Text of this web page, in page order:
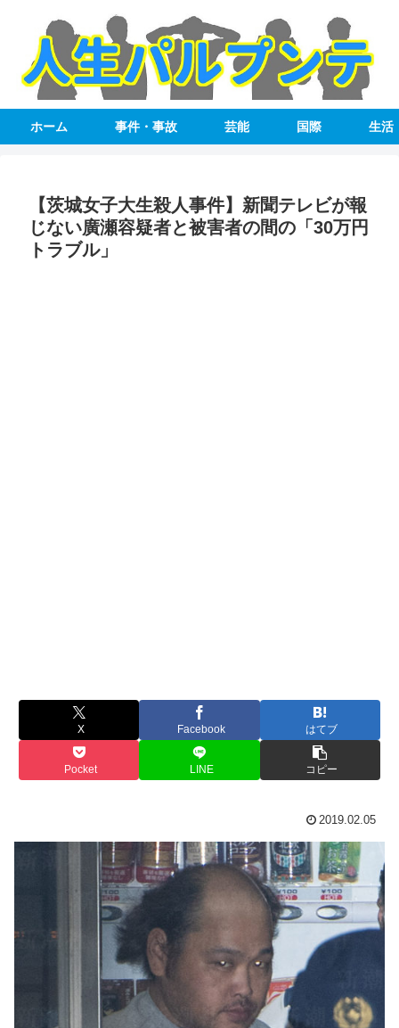
ホーム 事件・事故 芸能 国際 生活
【茨城女子大生殺人事件】新聞テレビが報
じない廣瀬容疑者と被害者の間の「30万円
トラブル」
X Facebook はてブ
Pocket LINE コピー
2019.02.05